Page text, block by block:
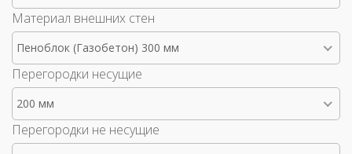
Материал внешних стен
Пеноблок (Газобетон) 300 мм
Перегородки несущие
200 мм
Перегородки не несущие